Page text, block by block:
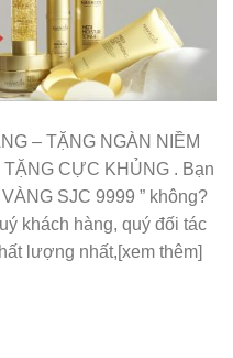
– TẶNG NGÀN NIỀM
CỰC KHỦNG . Bạn
SJC 9999 ” không?
khách hàng, quý đối tác
lượng nhất,[xem thêm]